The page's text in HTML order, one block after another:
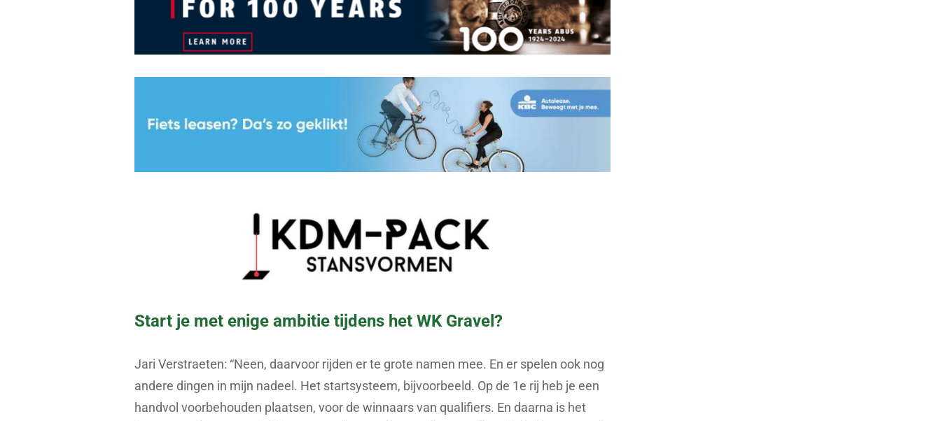
Start je met enige ambitie tijdens het WK Gravel?
Jari Verstraeten: “Neen, daarvoor rijden er te grote namen mee. En er spelen ook nog
andere dingen in mijn nadeel. Het startsysteem, bijvoorbeeld. Op de 1e rij heb je een
handvol voorbehouden plaatsen, voor de winnaars van qualifiers. En daarna is het